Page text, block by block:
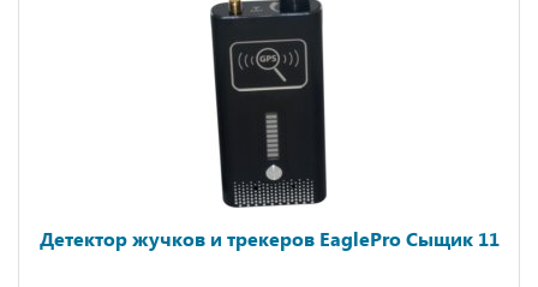
Детектор жучков и трекеров EaglePro Сыщик 11